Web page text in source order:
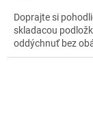
Doprajte si
skladacou
oddýchnuť bez